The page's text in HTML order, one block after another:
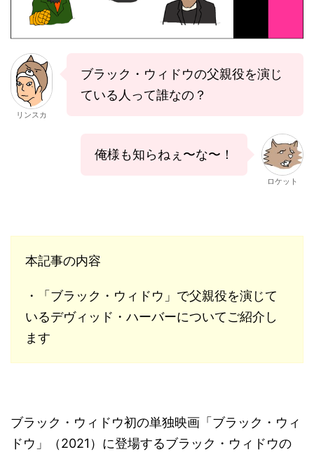
リンスカ
ブラック・ウィドウの父親役を演じ
ている人って誰なの？
俺様も知らねぇ〜な〜！
ロケット
本記事の内容
・「ブラック・ウィドウ」で父親役を演じて
いるデヴィッド・ハーバーについてご紹介し
ます
ブラック・ウィドウ初の単独映画「ブラック・ウィ
ドウ」（2021）に登場するブラック・ウィドウの